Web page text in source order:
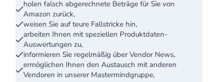
holen falsch abgerechnete Beträge für Sie von
Amazon zurück,
weisen Sie auf teure Fallstricke hin,
arbeiten Ihnen mit speziellen Produktdaten-
Auswertungen zu,
informieren Sie regelmäßig über Vendor News,
ermöglichen Ihnen den Austausch mit anderen
Vendoren in unserer Mastermindgruppe,